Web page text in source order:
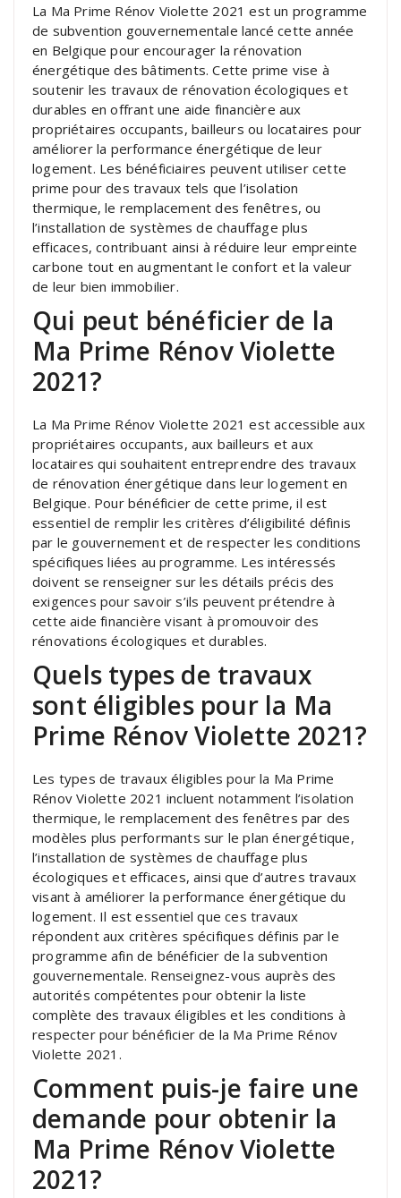
La Ma Prime Rénov Violette 2021 est un programme
de subvention gouvernementale lancé cette année
en Belgique pour encourager la rénovation
énergétique des bâtiments. Cette prime vise à
soutenir les travaux de rénovation écologiques et
durables en offrant une aide financière aux
propriétaires occupants, bailleurs ou locataires pour
améliorer la performance énergétique de leur
logement. Les bénéficiaires peuvent utiliser cette
prime pour des travaux tels que l’isolation
thermique, le remplacement des fenêtres, ou
l’installation de systèmes de chauffage plus
efficaces, contribuant ainsi à réduire leur empreinte
carbone tout en augmentant le confort et la valeur
de leur bien immobilier.
Qui peut bénéficier de la
Ma Prime Rénov Violette
2021?
La Ma Prime Rénov Violette 2021 est accessible aux
propriétaires occupants, aux bailleurs et aux
locataires qui souhaitent entreprendre des travaux
de rénovation énergétique dans leur logement en
Belgique. Pour bénéficier de cette prime, il est
essentiel de remplir les critères d’éligibilité définis
par le gouvernement et de respecter les conditions
spécifiques liées au programme. Les intéressés
doivent se renseigner sur les détails précis des
exigences pour savoir s’ils peuvent prétendre à
cette aide financière visant à promouvoir des
rénovations écologiques et durables.
Quels types de travaux
sont éligibles pour la Ma
Prime Rénov Violette 2021?
Les types de travaux éligibles pour la Ma Prime
Rénov Violette 2021 incluent notamment l’isolation
thermique, le remplacement des fenêtres par des
modèles plus performants sur le plan énergétique,
l’installation de systèmes de chauffage plus
écologiques et efficaces, ainsi que d’autres travaux
visant à améliorer la performance énergétique du
logement. Il est essentiel que ces travaux
répondent aux critères spécifiques définis par le
programme afin de bénéficier de la subvention
gouvernementale. Renseignez-vous auprès des
autorités compétentes pour obtenir la liste
complète des travaux éligibles et les conditions à
respecter pour bénéficier de la Ma Prime Rénov
Violette 2021.
Comment puis-je faire une
demande pour obtenir la
Ma Prime Rénov Violette
2021?